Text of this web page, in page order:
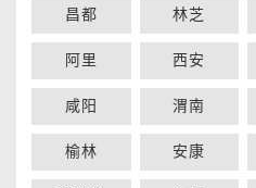
昌都 林芝
阿里 西安
咸阳 渭南
榆林 安康